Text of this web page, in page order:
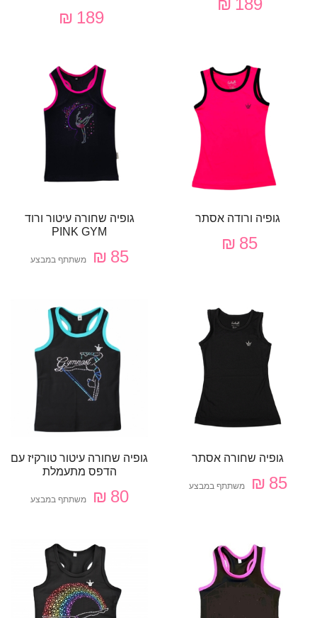
189 ₪
189 ₪
גופיה ורודה אסתר
85 ₪
גופיה שחורה עיטור ורוד
PINK GYM
85 ₪ משתתף במבצע
גופיה שחורה אסתר
85 ₪ משתתף במבצע
גופיה שחורה עיטור טורקיז עם
הדפס מתעמלת
80 ₪ משתתף במבצע